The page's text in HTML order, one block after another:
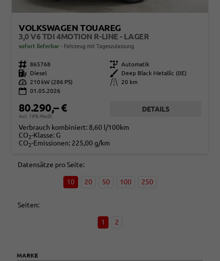
VOLKSWAGEN TOUAREG
3,0 V6 TDI 4MOTION R-LINE - LAGER
sofort lieferbar Fahrzeug mit Tageszulassung
Fahrzeugnr. 865768 Getriebe Automatik
Kraftstoff
Diesel Außenfarbe
Deep Black Metallic (0E)
Leistung
210 kW (286 PS) Kilometerstand
20 km
01.05.2026
80.290,– €
incl. 19% MwSt.
DETAILS
Verbrauch kombiniert: 8,60 l/100km
CO2-Klasse: G
CO2-Emissionen: 225,00 g/km
Datensätze pro Seite:
10 20 50 100 250
Seiten:
1 2
MARKE